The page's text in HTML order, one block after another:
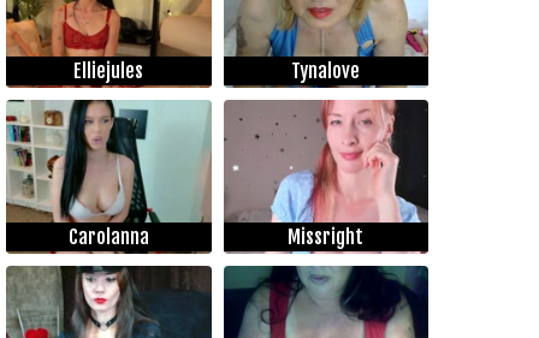
Elliejules Tynalove
Carolanna Missright